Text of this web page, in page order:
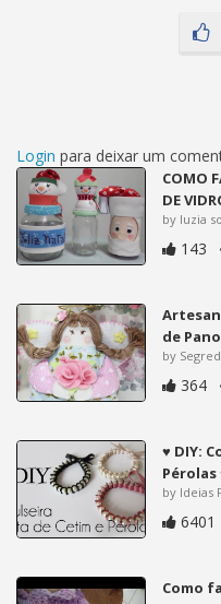
Login para deixar um
COMO
DE
by luzia
143
de
by
364
♥ DIY:
Pérolas
by Ideias
Como